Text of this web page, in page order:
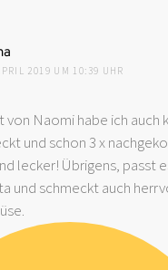
2019 UM 10:39 UHR
von Naomi habe ich auch
und schon 3 x
lecker! Übrigens, passt
und schmeckt auch